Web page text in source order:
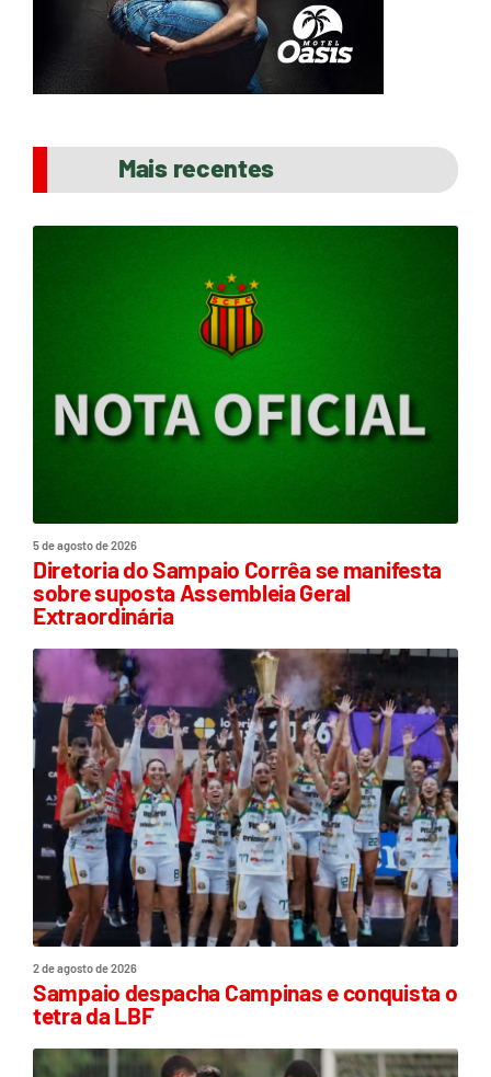
Mais recentes
5 de agosto de 2026
Diretoria do Sampaio Corrêa se manifesta
sobre suposta Assembleia Geral
Extraordinária
2 de agosto de 2026
Sampaio despacha Campinas e conquista o
tetra da LBF